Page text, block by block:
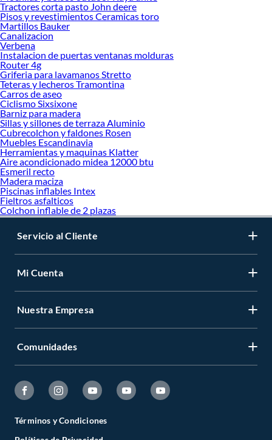
Tractores corta pasto John deere
Pisos y revestimientos Ceramicas toro
Martillos Bauker
Canalizacion
Verbena
Instalacion de puertas ventanas molduras
Router 4g
Griferia para lavamanos Stretto
Teteras y lecheros Tramontina
Carros de aseo
Ciclismo Sixsixone
Barniz para madera
Sillas y sillones de terraza Aluminio
Cubrecolchon y faldones Rosen
Muebles Escandinavia
Herramientas y maquinas Klatter
Aire acondicionado midea 12000 btu
Esmeril recto
Madera maciza
Piscinas inflables Intex
Fieltros asfalticos
Colchon inflable de 2 plazas
Servicio al Cliente
Mi Cuenta
Nuestra Empresa
Comunidades
Términos y Condiciones